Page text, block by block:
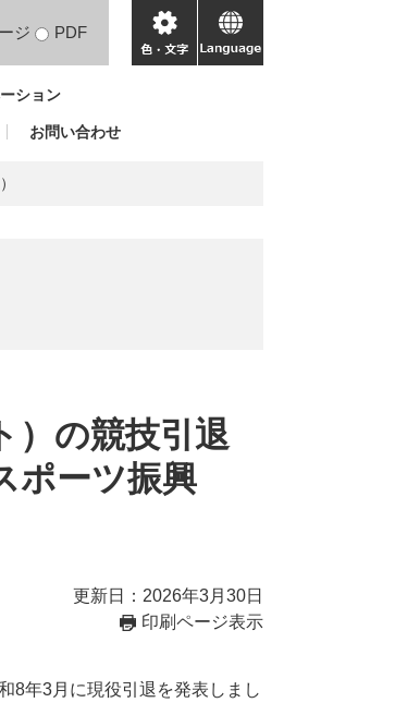
ジ PDF
色・
文
language
ション
お問い合わせ
）の競技引退
ポーツ振興
更新日：2026年3月30日
印刷ページ表示
8年3月に現役引退を発表しまし